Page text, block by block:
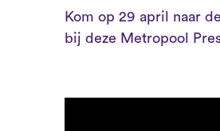
Kom op 29 april naar
bij deze Metropool